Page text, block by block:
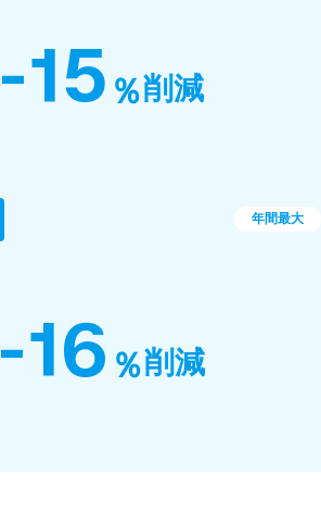
-15 ％削減
年間最大
-16 ％削減